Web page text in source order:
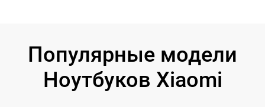
Популярные модели
Ноутбуков Xiaomi